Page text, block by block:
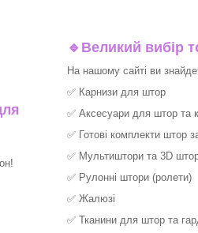
🔹 Великий вибір
На нашому сайті ви
✅ Карнизи для штор
✅ Аксесуари для штор та
✅ Готові комплекти штор
✅ Мультиштори та 3D
✅ Рулонні штори (ролети)
✅ Жалюзі
✅ Тканини для штор та